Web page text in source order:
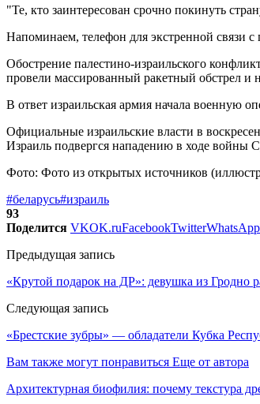
"Те, кто заинтересован срочно покинуть
Напоминаем, телефон для экстренной связи
Обострение палестино-израильского
провели массированный ракетный обстрел
В ответ израильская армия начала военную
Официальные израильские власти в
Израиль подвергся нападению в ходе войны
Фото: Фото из открытых источников
#беларусь#израиль
93
Поделится VKOK.ruFacebookTwitterWhatsApp
Предыдущая запись
«Крутой подарок на ДР»: девушка из Гродно
Следующая запись
«Брестские зубры» — обладатели Кубка
Вам также могут понравиться Еще от автора
Архитектурная биофилия: почему текстура